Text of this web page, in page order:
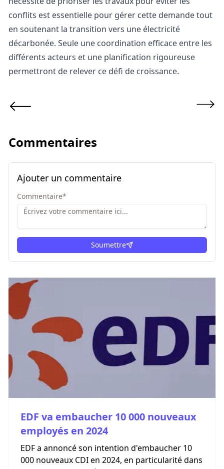
conflits est essentielle pour gérer cette demande tout
en soutenant la transition vers une électricité
décarbonée. Seule une coordination efficace entre les
différents acteurs et une planification rigoureuse
permettront de relever ce défi de croissance.
Commentaires
Ajouter un commentaire
Commentaire*
Soumettre
EDF va embaucher 10 000 nouveaux
employés en 2024
EDF a annoncé son intention d'embaucher 10
000 nouveaux CDI en 2024, en particularité dans